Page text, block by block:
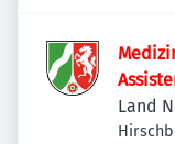
Land